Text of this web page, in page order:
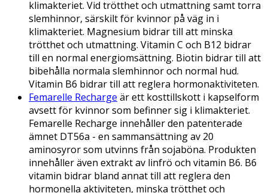
klimakteriet. Vid trötthet och utmattning samt torra
slemhinnor, särskilt för kvinnor på väg in i
klimakteriet. Magnesium bidrar till att minska
trötthet och utmattning. Vitamin C och B12 bidrar
till en normal energiomsättning. Biotin bidrar till att
bibehålla normala slemhinnor och normal hud.
Vitamin B6 bidrar till att reglera hormonaktiviteten.
Femarelle Recharge är ett kosttillskott i kapselform
avsett för kvinnor som befinner sig i klimakteriet.
Femarelle Recharge innehåller den patenterade
ämnet DT56a - en sammansättning av 20
aminosyror som utvinns från sojaböna. Produkten
innehåller även extrakt av linfrö och vitamin B6. B6
vitamin bidrar bland annat till att reglera den
hormonella aktiviteten, minska trötthet och